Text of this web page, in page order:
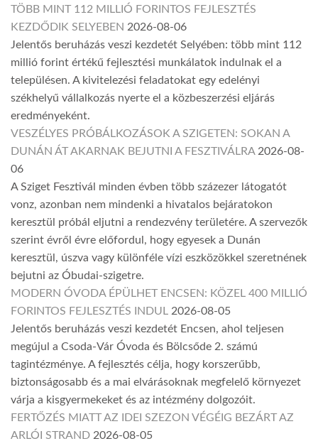
TÖBB MINT 112 MILLIÓ FORINTOS FEJLESZTÉS
KEZDŐDIK SELYEBEN 2026-08-06
Jelentős beruházás veszi kezdetét Selyében: több mint 112
millió forint értékű fejlesztési munkálatok indulnak el a
településen. A kivitelezési feladatokat egy edelényi
székhelyű vállalkozás nyerte el a közbeszerzési eljárás
eredményeként.
VESZÉLYES PRÓBÁLKOZÁSOK A SZIGETEN: SOKAN A
DUNÁN ÁT AKARNAK BEJUTNI A FESZTIVÁLRA 2026-08-
06
A Sziget Fesztivál minden évben több százezer látogatót
vonz, azonban nem mindenki a hivatalos bejáratokon
keresztül próbál eljutni a rendezvény területére. A szervezők
szerint évről évre előfordul, hogy egyesek a Dunán
keresztül, úszva vagy különféle vízi eszközökkel szeretnének
bejutni az Óbudai-szigetre.
MODERN ÓVODA ÉPÜLHET ENCSEN: KÖZEL 400 MILLIÓ
FORINTOS FEJLESZTÉS INDUL 2026-08-05
Jelentős beruházás veszi kezdetét Encsen, ahol teljesen
megújul a Csoda-Vár Óvoda és Bölcsőde 2. számú
tagintézménye. A fejlesztés célja, hogy korszerűbb,
biztonságosabb és a mai elvárásoknak megfelelő környezet
várja a kisgyermekeket és az intézmény dolgozóit.
FERTŐZÉS MIATT AZ IDEI SZEZON VÉGÉIG BEZÁRT AZ
ARLÓI STRAND 2026-08-05